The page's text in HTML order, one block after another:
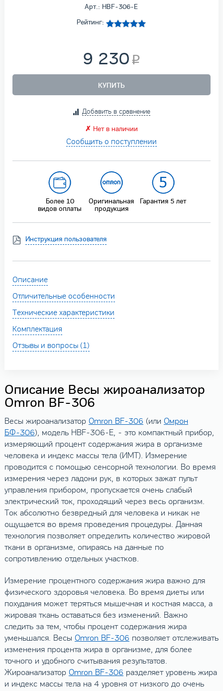
Арт.: HBF-306-E
Рейтинг:
9 230
КУПИТЬ
Добавить в сравнение
✗ Нет в наличии
Сообщить о поступлении
Более 10
видов оплаты
Оригинальная
продукция
Гарантия 5 лет
Инструкция пользователя
Описание
Отличительные особенности
Технические характеристики
Комплектация
Отзывы и вопросы (1)
Описание Весы жироанализатор
Omron BF-306
Весы жироанализатор Omron BF-306 (или Омрон
БФ-306), модель HBF-306-E, - это компактный прибор,
измеряющий процент содержания жира в организме
человека и индекс массы тела (ИМТ). Измерение
проводится с помощью сенсорной технологии. Во время
измерения через ладони рук, в которых зажат пульт
управления прибором, пропускается очень слабый
электрический ток, проходящий через весь организм.
Ток абсолютно безвредный для человека и никак не
ощущается во время проведения процедуры. Данная
технология позволяет определить количество жировой
ткани в организме, опираясь на данные по
сопротивлению отдельных участков.
Измерение процентного содержания жира важно для
физического здоровья человека. Во время диеты или
похудания может теряться мышечная и костная масса, а
жировая ткань оставаться без изменений. Важно
следить за тем, чтобы процент содержания жира
уменьшался. Весы Omron BF-306 позволяет отслеживать
изменения процента жира в организме, для более
точного и удобного считывания результатов.
Жироанализатор Omron BF-306 разделяет уровень жира
и индекс массы тела на 4 уровня от низкого до очень